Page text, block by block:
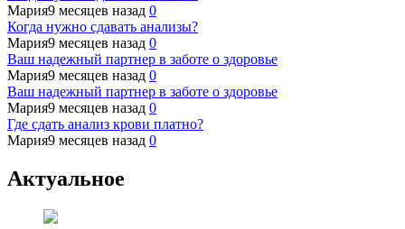
Мария9 месяцев назад 0
Когда нужно сдавать анализы?
Мария9 месяцев назад 0
Ваш надежный партнер в заботе о здоровье
Мария9 месяцев назад 0
Ваш надежный партнер в заботе о здоровье
Мария9 месяцев назад 0
Где сдать анализ крови платно?
Мария9 месяцев назад 0
Актуальное